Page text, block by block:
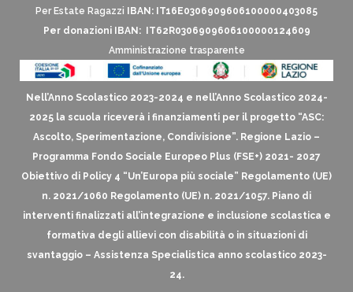
Per Estate Ragazzi IBAN: IT16E0306909606100000403085
Per donazioni IBAN: IT62R0306909606100000124609
Amministrazione trasparente
Nell’Anno Scolastico 2023-2024 e nell’Anno Scolastico 2024-
2025 la scuola riceverà i finanziamenti per il progetto “ASC:
Ascolto, Sperimentazione, Condivisione”. Regione Lazio –
Programma Fondo Sociale Europeo Plus (FSE+) 2021- 2027
Obiettivo di Policy 4 “Un’Europa più sociale” Regolamento (UE)
n. 2021/1060 Regolamento (UE) n. 2021/1057. Piano di
interventi finalizzati all’integrazione e inclusione scolastica e
formativa degli allievi con disabilità o in situazioni di
svantaggio – Assistenza Specialistica anno scolastico 2023-
24.